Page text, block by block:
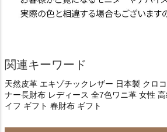
関連キーワード
天然皮革 エキゾチックレザー 日本製 クロ
ナー長財布 レディース 全7色ワニ革 女性
イフ ギフト 春財布 ギフト